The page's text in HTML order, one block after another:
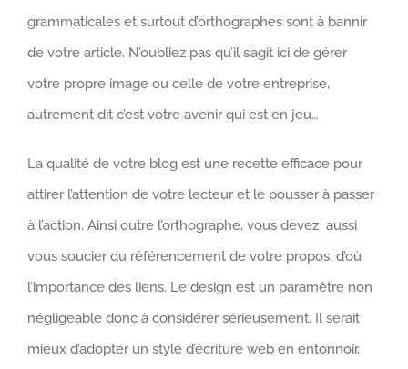
grammaticales et surtout d’orthographes sont à bannir
de votre article. N’oubliez pas qu’il s’agit ici de gérer
votre propre image ou celle de votre entreprise,
autrement dit c’est votre avenir qui est en jeu…
La qualité de votre blog est une recette efficace pour
attirer l’attention de votre lecteur et le pousser à passer
à l’action. Ainsi outre l’orthographe, vous devez aussi
vous soucier du référencement de votre propos, d’où
l’importance des liens. Le design est un paramètre non
négligeable donc à considérer sérieusement. Il serait
mieux d’adopter un style d’écriture web en entonnoir,